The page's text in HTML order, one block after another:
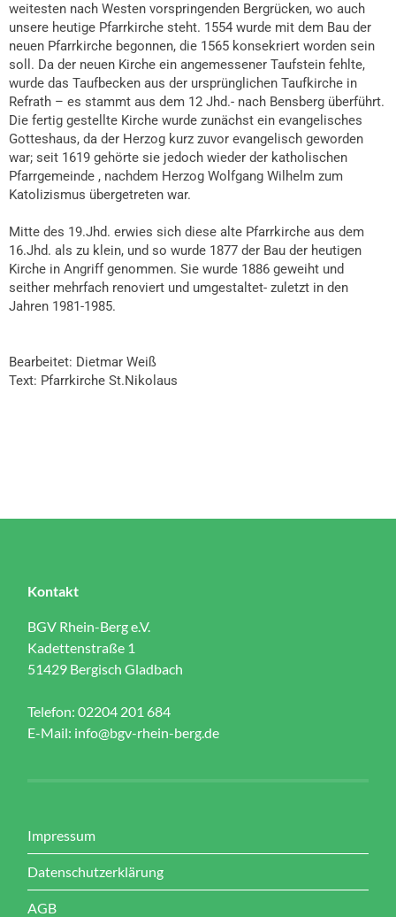
weitesten nach Westen vorspringenden Bergrücken, wo auch
unsere heutige Pfarrkirche steht. 1554 wurde mit dem Bau der
neuen Pfarrkirche begonnen, die 1565 konsekriert worden sein
soll. Da der neuen Kirche ein angemessener Taufstein fehlte,
wurde das Taufbecken aus der ursprünglichen Taufkirche in
Refrath – es stammt aus dem 12 Jhd.- nach Bensberg überführt.
Die fertig gestellte Kirche wurde zunächst ein evangelisches
Gotteshaus, da der Herzog kurz zuvor evangelisch geworden
war; seit 1619 gehörte sie jedoch wieder der katholischen
Pfarrgemeinde , nachdem Herzog Wolfgang Wilhelm zum
Katolizismus übergetreten war.
Mitte des 19.Jhd. erwies sich diese alte Pfarrkirche aus dem
16.Jhd. als zu klein, und so wurde 1877 der Bau der heutigen
Kirche in Angriff genommen. Sie wurde 1886 geweiht und
seither mehrfach renoviert und umgestaltet- zuletzt in den
Jahren 1981-1985.
Bearbeitet: Dietmar Weiß
Text: Pfarrkirche St.Nikolaus
Kontakt
BGV Rhein-Berg e.V.
Kadettenstraße 1
51429 Bergisch Gladbach
Telefon: 02204 201 684
E-Mail: info@bgv-rhein-berg.de
Impressum
Datenschutzerklärung
AGB